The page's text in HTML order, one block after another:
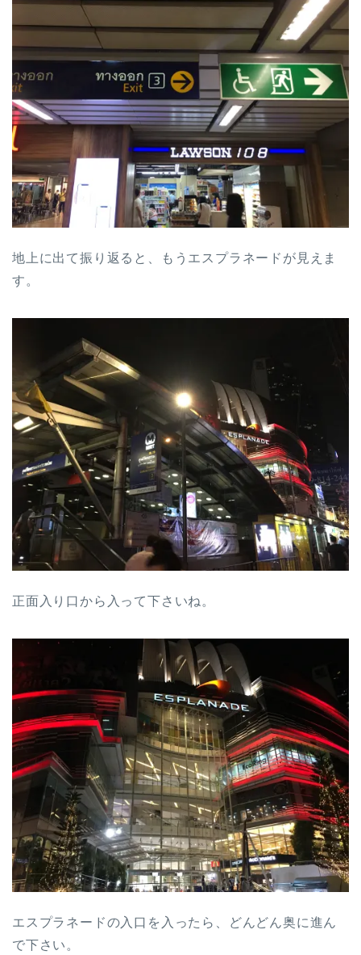
地上に出て振り返ると、もうエスプラネードが見えま
す。
正面入り口から入って下さいね。
エスプラネードの入口を入ったら、どんどん奥に進ん
で下さい。